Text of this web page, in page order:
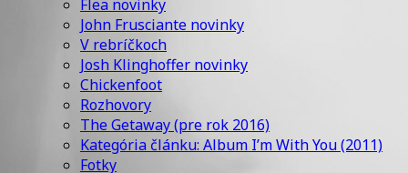
Flea novinky
John Frusciante novinky
V rebríčkoch
Josh Klinghoffer novinky
Chickenfoot
Rozhovory
The Getaway (pre rok 2016)
Kategória článku: Album I’m With You (2011)
Fotky